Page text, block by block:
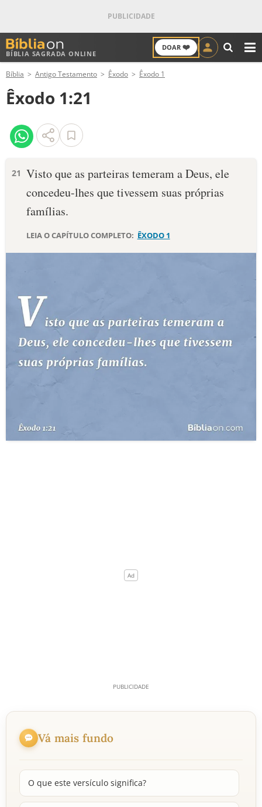
BÍBLIA SAGRADA ONLINE
DOAR ❤️
ANTIGO TESTAMENTO
NOVO TESTAMENTO
VERSÍCULOS
PALAVRA DO DIA
DEVOCIONAL DIÁRIO
ESTUDOS BÍBLICOS
ESBOÇOS DE PREGAÇÃO
TERMO BÍBLICO
Bíblia Antigo Testamento Êxodo Êxodo 1
Êxodo 1:21
21 Visto que as parteiras temeram a Deus, ele
concedeu-lhes que tivessem suas próprias
famílias.
LEIA O CAPÍTULO COMPLETO: ÊXODO 1
Vá mais fundo
O que este versículo significa?